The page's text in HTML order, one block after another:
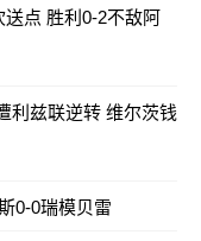
送点 胜利0-2不敌阿
利兹联逆转 维尔茨钱
0-0瑞模贝雷